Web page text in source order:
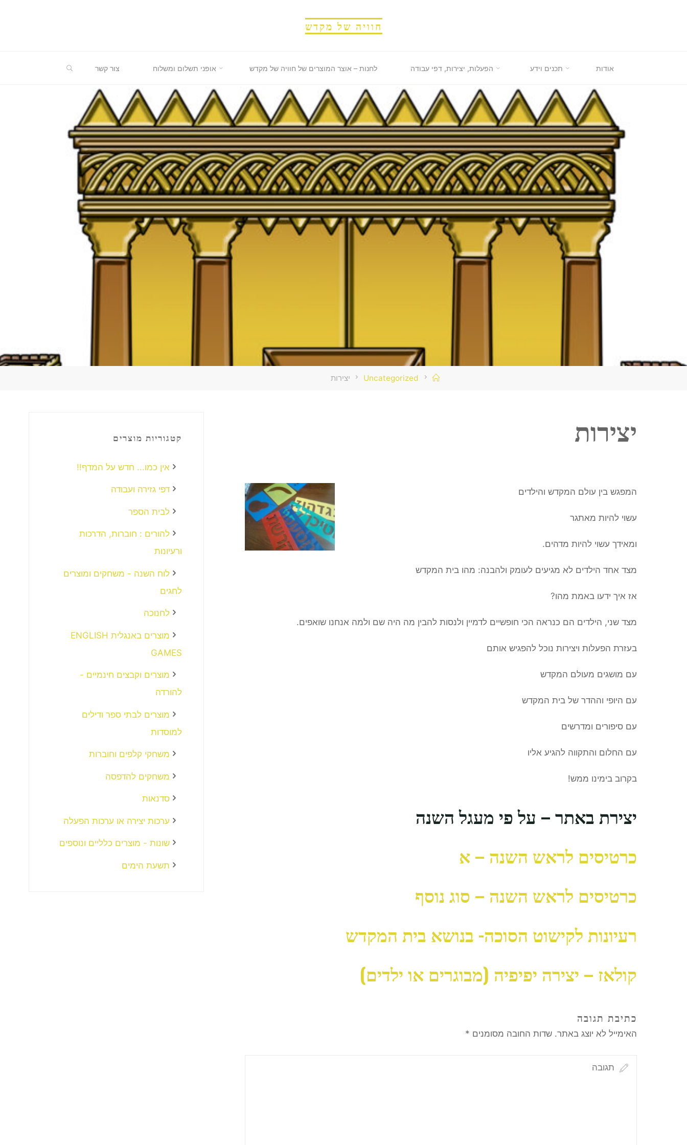
חוויה של מקדש
אודות תכנים וידע הפעלות, יצירות, דפי עבודה לחנות – אוצר המוצרים של חוויה של מקדש אופני תשלום ומשלוח צור קשר
בית Uncategorized יצירות
יצירות
המפגש בין עולם המקדש והילדים
עשוי להיות מאתגר
ומאידך עשוי להיות מדהים.
מצד אחד הילדים לא מגיעים לעומק ולהבנה: מהו בית המקדש
אז איך ידעו באמת מהו?
מצד שני, הילדים הם כנראה הכי חופשיים לדמיין ולנסות להבין מה היה שם ולמה אנחנו שואפים.
בעזרת הפעלות ויצירות נוכל להפגיש אותם
עם מושגים מעולם המקדש
עם היופי וההדר של בית המקדש
עם סיפורים ומדרשים
עם החלום והתקווה להגיע אליו
בקרוב בימינו ממש!
יצירת באתר – על פי מעגל השנה
כרטיסים לראש השנה – א
כרטיסים לראש השנה – סוג נוסף
רעיונות לקישוט הסוכה- בנושא בית המקדש
קולאז – יצירה יפיפיה (מבוגרים או ילדים)
כתיבת תגובה
האימייל לא יוצג באתר. שדות החובה מסומנים *
קטגוריות מוצרים
אין כמו... חדש על המדף!!
דפי גזירה ועבודה
לבית הספר
להורים : חוברות, הדרכות
ורעיונות
לוח השנה - משחקים ומוצרים
לחגים
לחנוכה
מוצרים באנגלית ENGLISH
GAMES
מוצרים וקבצים חינמיים -
להורדה
מוצרים לבתי ספר ודילים
למוסדות
משחקי קלפים וחוברות
משחקים להדפסה
סדנאות
ערכות יצירה או ערכות הפעלה
שונות - מוצרים כלליים ונוספים
תשעת הימים